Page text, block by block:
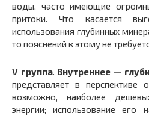
воды, часто имеющие
притоки. Что касается
использования глубинных
то пояснений к этому не
V группа.Внутреннее —
представляет в перспективе
возможно, наиболее
энергии; использование его